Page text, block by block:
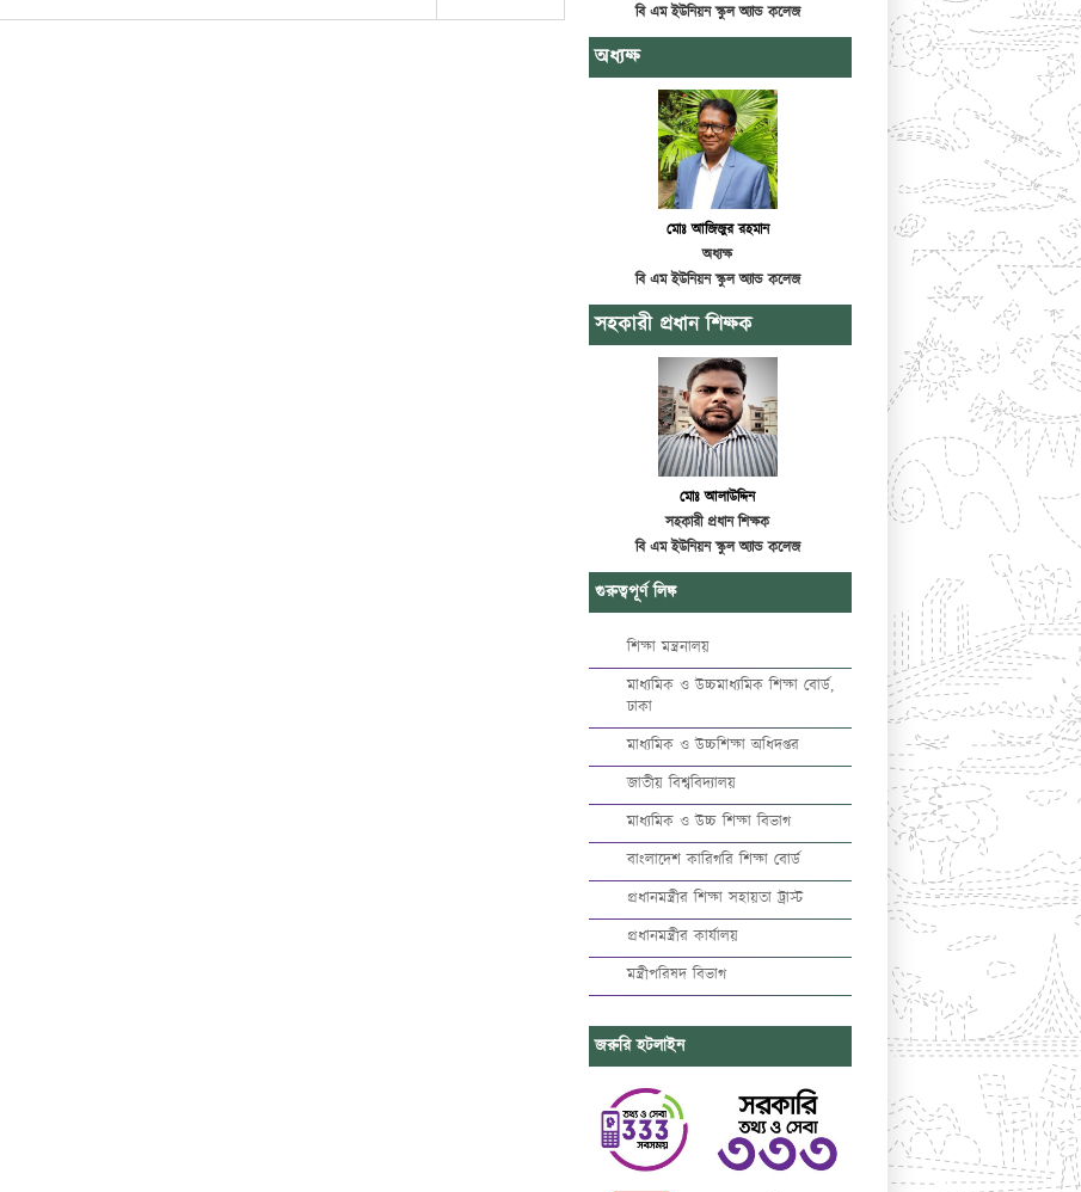
বি এম ইউনিয়ন স্কুল অ্যান্ড কলেজ
অধ্যক্ষ
মোঃ আজিজুর রহমান
অধ্যক্ষ
বি এম ইউনিয়ন স্কুল অ্যান্ড কলেজ
সহকারী প্রধান শিক্ষক
মোঃ আলাউদ্দিন
সহকারী প্রধান শিক্ষক
বি এম ইউনিয়ন স্কুল অ্যান্ড কলেজ
গুরুত্বপূর্ণ লিঙ্ক
শিক্ষা মন্ত্রনালয়
মাধ্যমিক ও উচ্চমাধ্যমিক শিক্ষা বোর্ড,
ঢাকা
মাধ্যমিক ও উচ্চশিক্ষা অধিদপ্তর
জাতীয় বিশ্ববিদ্যালয়
মাধ্যমিক ও উচ্চ শিক্ষা বিভাগ
বাংলাদেশ কারিগরি শিক্ষা বোর্ড
প্রধানমন্ত্রীর শিক্ষা সহায়তা ট্রাস্ট
প্রধানমন্ত্রীর কার্যালয়
মন্ত্রীপরিষদ বিভাগ
জরুরি হটলাইন